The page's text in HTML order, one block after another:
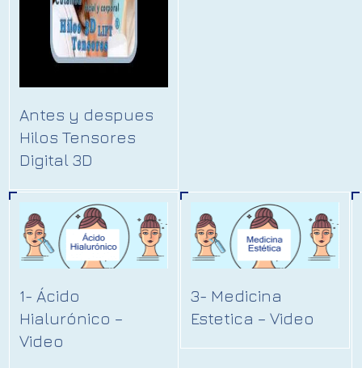
Antes y despues
Hilos Tensores
Digital 3D
1- Ácido
Hialurónico –
Video
3- Medicina
Estetica – Video